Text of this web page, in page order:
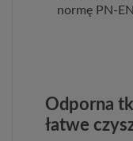
normę PN-
Odporna
łatwe